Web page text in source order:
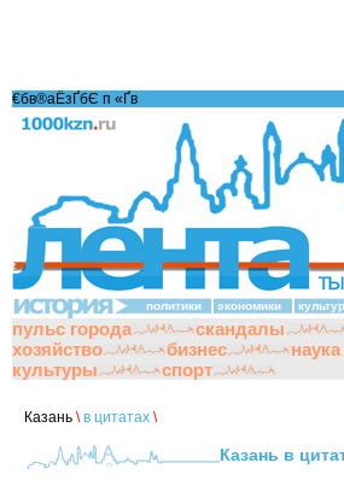
€бв®аЁзҐбЄ п «Ґ­в
политики экономики
пульс города скандалы
хозяйство
бизнес
культуры
спорт
Казань \ в цитатах \
Казань в